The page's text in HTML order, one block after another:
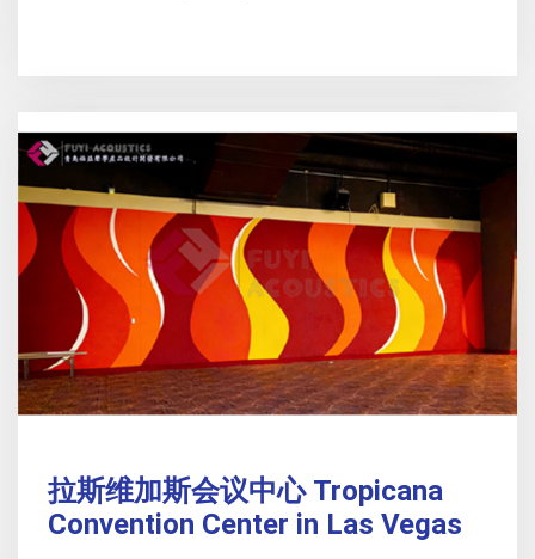
拉斯维加斯会议中心 Tropicana
Convention Center in Las Vegas